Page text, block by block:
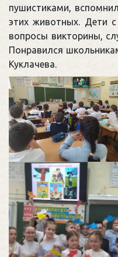
пушистиками,
этих животных. Дети
вопросы викторины,
Понравился
Куклачева.